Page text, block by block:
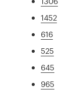
1452
616
525
645
965